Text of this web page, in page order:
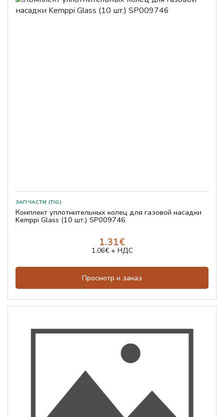
ЗАПЧАСТИ (TIG)
Комплект уплотнительных колец для газовой насадки
Kemppi Glass (10 шт.) SP009746
1.31€
1.06€ + НДС
Просмотр и заказ